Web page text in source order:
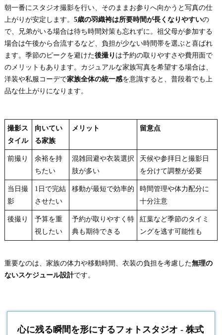
朝一番にスタジオ撮影を行い、そのままお参りへ向かうと写真の仕
上がりが安定します。 5歳の羽織袴は所要時間が長くなりやすいの
で、兄弟がいる場合は待ち時間対策も忘れずに。祖父母が参加する
場合は午後から合流するなど、負担が少ない時間帯を選ぶと喜ばれ
ます。季節のピークを避けた後撮り は予約の取りやすさや費用面で
のメリットもあります。カジュアルな家族写真を希望する場合は、
洋装や私服コーデで家族全体の統一感を意識すると、普段着でも上
品な仕上がりになります。
撮影ス
タイル
向いてい
る家族
メリット 留意点
前撮り
余裕を持
ちたい
混雑回避や衣装選択
肢が多い
天候や参拝日と撮影日
を分けて調整が必要
当日撮
影
1日で完結
させたい
移動が最短で効率的
時間管理や体力配分に
十分注意
後撮り
予算を重
視したい
予約が取りやすく特
典も期待できる
紅葉など季節のタイミ
ングを逃す可能性も
重要なのは、家族の体力や移動時間、衣装の負担を考慮した無理の
ないスケジュール設計です。
心に残る瞬間を形にするフォトスタジオ - 株式